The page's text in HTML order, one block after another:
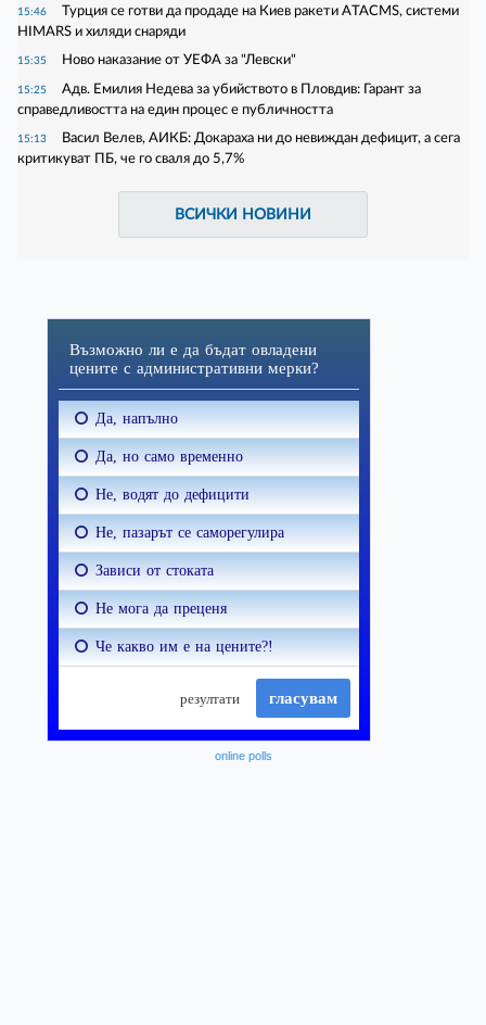
15:46
Турция се готви да продаде на Киев ракети ATACMS, системи
HIMARS и хиляди снаряди
15:35 Ново наказание от УЕФА за "Левски"
15:25
Адв. Емилия Недева за убийството в Пловдив: Гарант за
справедливостта на един процес е публичността
15:13
Васил Велев, АИКБ: Докараха ни до невиждан дефицит, а сега
критикуват ПБ, че го сваля до 5,7%
ВСИЧКИ НОВИНИ
online polls